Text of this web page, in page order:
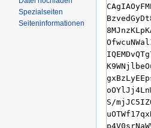
Spezialseiten
Seiteninformationen